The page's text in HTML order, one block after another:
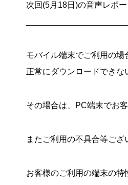
次回(5月18日)の音声レポ
モバイル端末でご利用の場
正常にダウンロードできな
その場合は、PC端末でお
またご利用の不具合等ござ
お客様のご利用の端末の特